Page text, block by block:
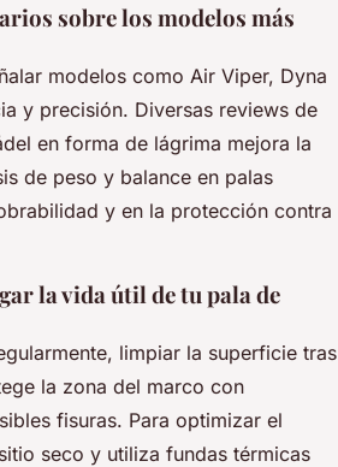
sobre los modelos más
modelos como Air Viper, Dyna
y precisión. Diversas reviews de
en forma de lágrima mejora la
de peso y balance en palas
y en la protección contra
la vida útil de tu pala de
limpiar la superficie tras
la zona del marco con
fisuras. Para optimizar el
seco y utiliza fundas térmicas